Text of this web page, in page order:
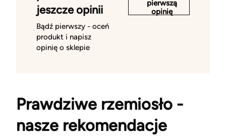
jeszcze opinii
Bądź pierwszy - oceń
produkt i napisz
opinię o sklepie
pierwszą
opinię
Prawdziwe rzemiosło -
nasze rekomendacje